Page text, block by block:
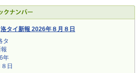
洛タイ新報 2026年８月８日